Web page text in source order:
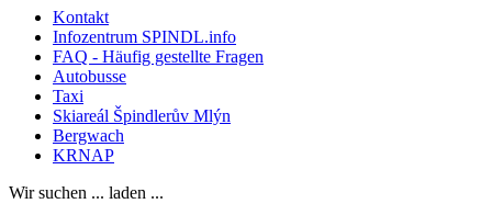
Kontakt
Infozentrum SPINDL.info
FAQ - Häufig gestellte Fragen
Autobusse
Taxi
Skiareál Špindlerův Mlýn
Bergwach
KRNAP
Wir suchen ... laden ...